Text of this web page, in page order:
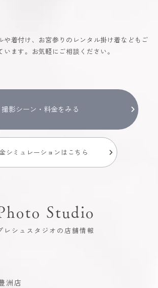
や着付け、お宮参りのレンタル掛け着などもご
います。お気軽にご相談ください。
撮影シーン・料金をみる
シミュレーションはこちら
Studio
レシュスタジオの店舗情報
洲店